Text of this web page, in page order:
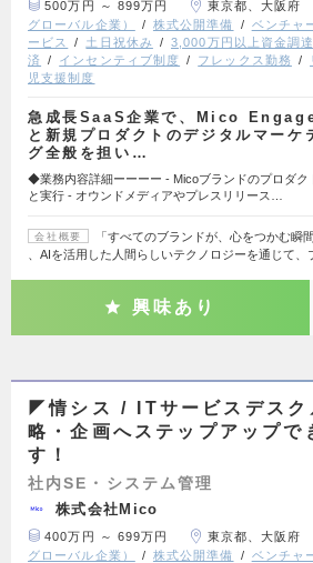
500万円 ～ 899万円 東京都、大阪府
グローバル企業）
株式公開準備 ベンチャ
ービス
土日祝休み 3,000万円以上資金調
済
インセンティブ制度 フレックス勤務
児支援制度
急成長SaaS企業で、Mico
と新規プロダクトのデジタルマーケ
グ全般を担い…
◆業務内容詳細ーーーー - Micoブランドのプロダク
と実行 - オウンドメディアやプレスリリース…
会社概要
「すべてのブランドが、心をつかむ瞬
、AIを活用した人間らしいテクノロジーを通じて、
興味あり
◤情シス / ITサービスデス
略・企画へステップアップで
す！
社内SE・システム管理
株式会社Mico
400万円 ～ 699万円 東京都、大阪府
グローバル企業）
株式公開準備 ベンチャ